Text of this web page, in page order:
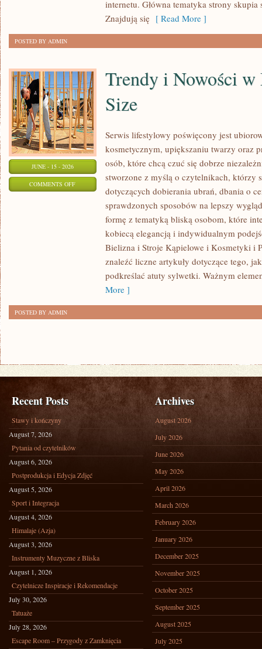
internetu. Główna tematyka strony
Znajdują się [ Read More ]
POSTED BY ADMIN
JUNE - 15 - 2026
COMMENTS OFFON
Trendy i Nowości w
Size
Serwis lifestylowy poświęcony jest
kosmetycznym, upiększaniu twarzy oraz
osób, które chcą czuć się dobrze
stworzone z myślą o czytelnikach, którzy
dotyczących dobierania ubrań, dbania o
sprawdzonych sposobów na lepszy
formę z tematyką bliską osobom, które
kobiecą elegancją i indywidualnym
Bielizna i Stroje Kąpielowe i Kosmetyki i
znaleźć liczne artykuły dotyczące tego,
podkreślać atuty sylwetki. Ważnym
More ]
POSTED BY ADMIN
Recent Posts
Stawy i kończyny
August 7, 2026
Pytania od czytelników
August 6, 2026
Postprodukcja i Edycja Zdjęć
August 5, 2026
Sport i Integracja
August 4, 2026
Himalaje (Azja)
August 3, 2026
Instrumenty Muzyczne z Bliska
August 1, 2026
Czytelnicze Inspiracje i Rekomendacje
July 30, 2026
Tatuaże
July 28, 2026
Escape Room – Przygody z Zamknięcia
Archives
August 2026
July 2026
June 2026
May 2026
April 2026
March 2026
February 2026
January 2026
December 2025
November 2025
October 2025
September 2025
August 2025
July 2025